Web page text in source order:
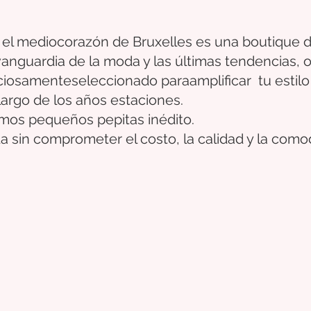
mediocorazón de Bruxelles es una boutique
de la moda y las últimas tendencias,
seleccionado paraamplificar tu
de los años estaciones.
pequeños pepitas inédito.
sin comprometer el costo, la calidad y la